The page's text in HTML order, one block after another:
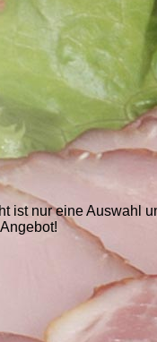
ist nur eine Auswahl